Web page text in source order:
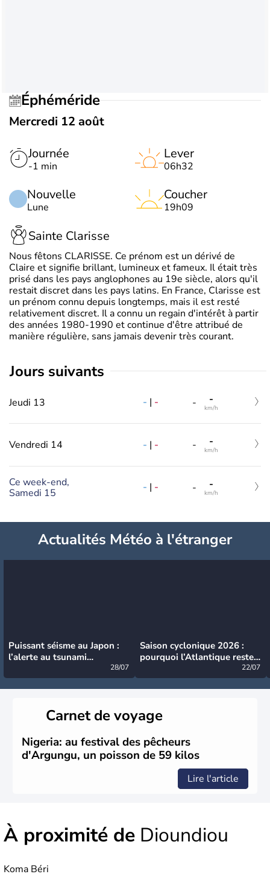
Éphéméride
Mercredi 12 août
Journée
-1 min
Nouvelle
Lune
Lever
06h32
Coucher
19h09
Sainte Clarisse
Nous fêtons CLARISSE. Ce prénom est un dérivé de
Claire et signifie brillant, lumineux et fameux. Il était très
prisé dans les pays anglophones au 19e siècle, alors qu'il
restait discret dans les pays latins. En France, Clarisse est
un prénom connu depuis longtemps, mais il est resté
relativement discret. Il a connu un regain d'intérêt à partir
des années 1980-1990 et continue d'être attribué de
manière régulière, sans jamais devenir très courant.
jours suivants
Jeudi 13 - | - - -
km/h
Vendredi 14 - | - - -
km/h
Ce week-end,
Samedi 15
- | - - -
km/h
Actualités Météo à l'étranger
Puissant séisme au Japon :
l’alerte au tsunami
28/07
Saison cyclonique 2026 :
pourquoi l’Atlantique reste
22/07
Carnet de voyage
Nigeria: au festival des pêcheurs
d'Argungu, un poisson de 59 kilos
Lire l'article
À proximité de Dioundiou
Koma Béri